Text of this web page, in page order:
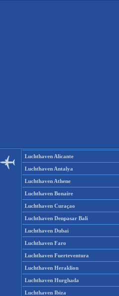
Luchthaven Alicante
Luchthaven Antalya
Luchthaven Athene
Luchthaven Bonaire
Luchthaven Curaçao
Luchthaven Denpasar Bali
Luchthaven Dubai
Luchthaven Faro
Luchthaven Fuerteventura
Luchthaven Heraklion
Luchthaven Hurghada
Luchthaven Ibiza